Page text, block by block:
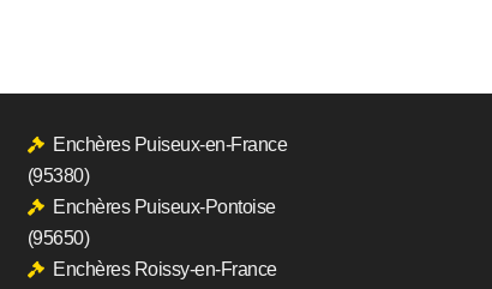
Enchères Puiseux-en-France
(95380)
Enchères Puiseux-Pontoise
(95650)
Enchères Roissy-en-France